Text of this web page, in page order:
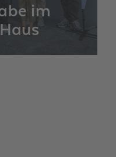
im
Carreras-Haus